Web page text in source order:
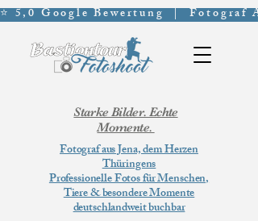
⭐ 5,0 Google Bewertung  |
Starke Bilder. Echte
Momente.
Fotograf aus Jena, dem Herzen
Thüringens
Professionelle Fotos für Menschen,
Tiere & besondere Momente
deutschlandweit buchbar